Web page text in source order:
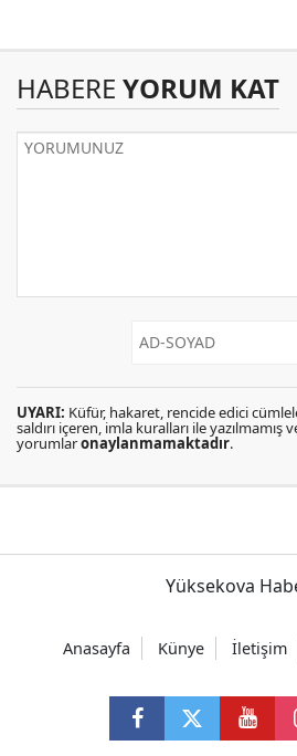
HABERE YORUM KAT
UYARI: Küfür, hakaret, rencide edici
saldırı içeren, imla kuralları ile yazılmamış
yorumlaronaylanmamaktadır.
Yüksekova
Anasayfa Künye İletişim